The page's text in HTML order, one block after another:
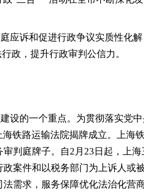
应诉和促进行政争议实质性化
政，提升行政审判公信力。
设的一个重点。为贯彻落实党
铁路运输法院揭牌成立。上海
判庭牌子。自2月23日起，上
案件和以税务部门为上诉人或
需求，服务保障优化法治化营商